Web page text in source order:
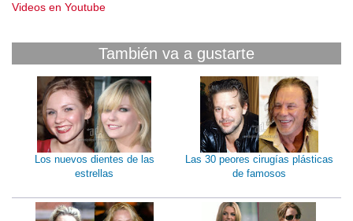
Videos en Youtube
También va a gustarte
Los nuevos dientes de las
estrellas
Las 30 peores cirugías plásticas
de famosos